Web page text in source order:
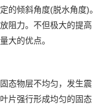
的倾斜角度(脱水角度)。
阻力。不但极大的提高
大的优点。
态物层不均匀，发生震
片强行形成均匀的固态